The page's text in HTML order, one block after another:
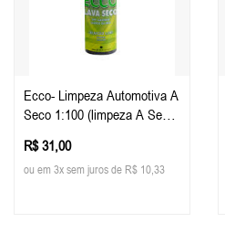
Ecco- Limpeza Automotiva A
Seco 1:100 (limpeza A Seco)
R$ 31,00
ou em 3x sem juros de R$ 10,33